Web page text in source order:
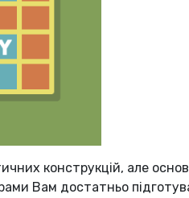
конструкцій, але
Вам достатньо